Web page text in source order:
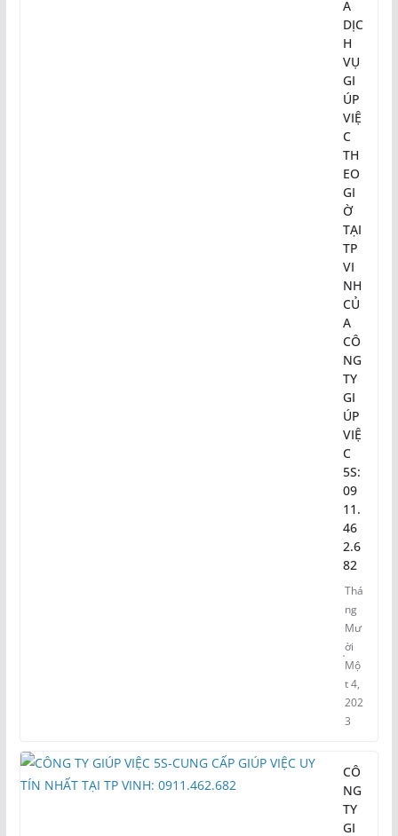
A
DỊC
H
VỤ
GI
ÚP
VIỆ
C
TH
EO
GI
Ờ
TẠI
TP
VI
NH
CỦ
A
CÔ
NG
TY
GI
ÚP
VIỆ
C
5S:
09
11.
46
2.6
82
Thá
ng
Mư
ời
Mộ
t 4,
202
3
CÔ
NG
TY
GI